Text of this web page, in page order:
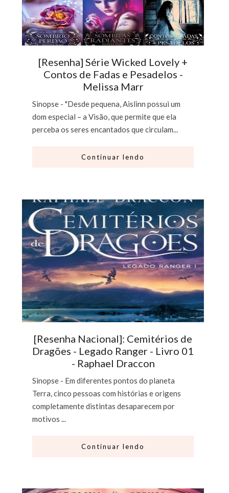
[Resenha] Série Wicked Lovely +
Contos de Fadas e Pesadelos -
Melissa Marr
Sinopse - "Desde pequena, Aislinn possui um
dom especial – a Visão, que permite que ela
perceba os seres encantados que circulam...
Continuar lendo
[Resenha Nacional]: Cemitérios de
Dragões - Legado Ranger - Livro 01
- Raphael Draccon
Sinopse - Em diferentes pontos do planeta
Terra, cinco pessoas com histórias e origens
completamente distintas desaparecem por
motivos ...
Continuar lendo